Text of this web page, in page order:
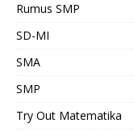
Rumus SMP
SD-MI
SMA
SMP
Try Out Matematika